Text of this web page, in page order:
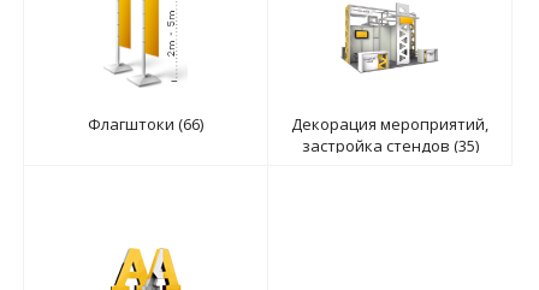
Флагштоки (66)
Декорация мероприятий,
застройка стендов (35)